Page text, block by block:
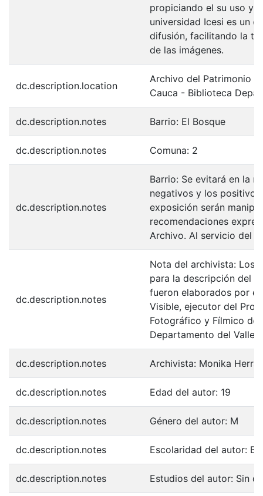
propiciando el su uso y
universidad Icesi es un
difusión, facilitando la
de las imágenes.
dc.description.location
Archivo del Patrimonio
Cauca - Biblioteca
dc.description.notes Barrio: El Bosque
dc.description.notes Comuna: 2
dc.description.notes
Barrio: Se evitará en la
negativos y los
exposición serán
recomendaciones
Archivo. Al servicio del
dc.description.notes
Nota del archivista: Los
para la descripción del
fueron elaborados por el
Visible, ejecutor del
Fotográfico y Fílmico de
Departamento del Valle
dc.description.notes Archivista: Monika
dc.description.notes Edad del autor: 19
dc.description.notes Género del autor: M
dc.description.notes Escolaridad del autor:
dc.description.notes Estudios del autor: Sin